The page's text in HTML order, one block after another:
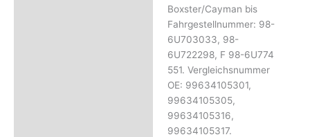
Boxster/Cayman bis
Fahrgestellnummer: 98-
6U703033, 98-
6U722298, F 98-6U774
551. Vergleichsnummer
OE: 99634105301,
99634105305,
99634105316,
99634105317.